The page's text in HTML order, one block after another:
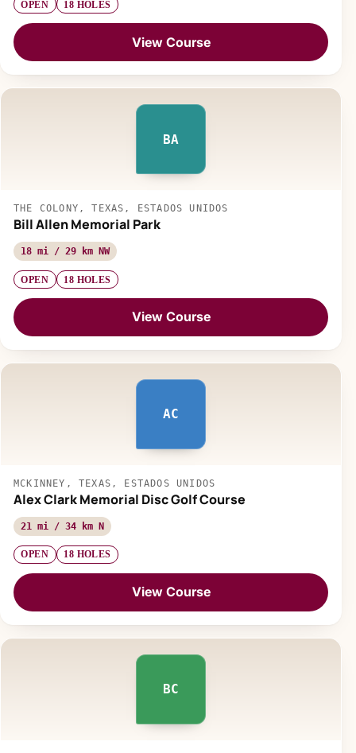
OPEN 18 HOLES
View Course
BA
THE COLONY, TEXAS, ESTADOS UNIDOS
Bill Allen Memorial Park
18 mi / 29 km NW
OPEN 18 HOLES
View Course
AC
MCKINNEY, TEXAS, ESTADOS UNIDOS
Alex Clark Memorial Disc Golf Course
21 mi / 34 km N
OPEN 18 HOLES
View Course
BC